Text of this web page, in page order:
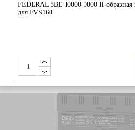
FEDERAL 8BE-I0000-0000 П-образная
для FVS160